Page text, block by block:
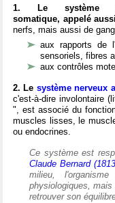
1. Le système
somatique, appelé
nerfs, mais aussi de
aux rapports de
sensoriels, fibres
aux contrôles
2. Le système nerveux
c'est-à-dire involontaire
", est associé du
muscles lisses, le
ou endocrines.
Ce système est
Claude Bernard
milieu,
physiologiques,
retrouver son